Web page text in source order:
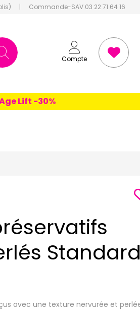
| Commande-SAV 03 22 71 64 16
Compte
Lift -30%
Standard
avec une texture nervurée et